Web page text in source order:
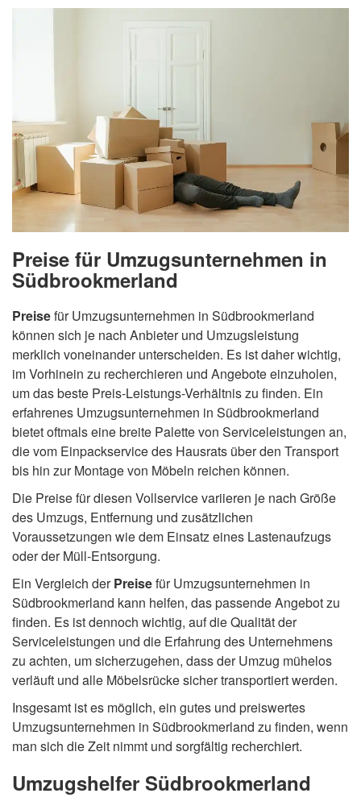
Preise für Umzugsunternehmen in
Südbrookmerland
Preisefür Umzugsunternehmen in Südbrookmerland
können sich je nach Anbieter und Umzugsleistung
merklich voneinander unterscheiden. Es ist daher wichtig,
im Vorhinein zu recherchieren und Angebote einzuholen,
um das beste Preis-Leistungs-Verhältnis zu finden. Ein
erfahrenes Umzugsunternehmen in Südbrookmerland
bietet oftmals eine breite Palette von Serviceleistungen an,
die vom Einpackservice des Hausrats über den Transport
bis hin zur Montage von Möbeln reichen können.
Die Preise für diesen Vollservice variieren je nach Größe
des Umzugs, Entfernung und zusätzlichen
Voraussetzungen wie dem Einsatz eines Lastenaufzugs
oder der Müll-Entsorgung.
Ein Vergleich derPreisefür Umzugsunternehmen in
Südbrookmerland kann helfen, das passende Angebot zu
finden. Es ist dennoch wichtig, auf die Qualität der
Serviceleistungen und die Erfahrung des Unternehmens
zu achten, um sicherzugehen, dass der Umzug mühelos
verläuft und alle Möbelsrücke sicher transportiert werden.
Insgesamt ist es möglich, ein gutes und preiswertes
Umzugsunternehmen in Südbrookmerland zu finden, wenn
man sich die Zeit nimmt und sorgfältig recherchiert.
Umzugshelfer Südbrookmerland